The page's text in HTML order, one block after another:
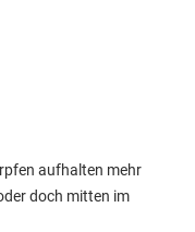
aufhalten mehr
doch mitten im